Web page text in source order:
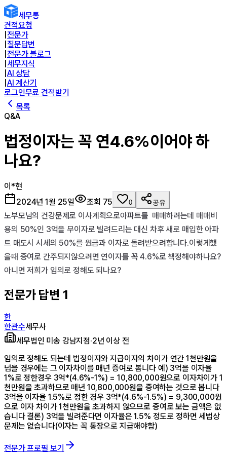
세무통
견적요청
전문가
질문답변
전문가 블로그
세무지식
AI 상담
AI 계산기
로그인무료 견적받기
목록
Q&A
법정이자는 꼭 연4.6%이어야 하
나요?
이*현
2024년 1월 25일
조회 75 0 공유
노부모님의 건강문제로 이사계획으로아파트를  매매하려는데 매매비
용의 50%인 3억을 무이자로 빌려드리는 대신 차후 새로 매입한 아파
트 매도시 시세의 50%를 원금과 이자로 돌려받으려합니다.이렇게했
을때 증여로 간주되지않으려면 연이자를 꼭 4.6%로 책정해야하나요?
아니면 저희가 임의로 정해도 되나요?
전문가 답변 1
한
한관수세무사
세무법인 미송 강남지점·2년 이상 전
임의로 정해도 되는데 법정이자와 지급이자의 차이가 연간 1천만원을
넘을 경우에는 그 이자차이를 매년 증여로 봅니다 예) 3억을 이자율
1%로 정한경우 3억*(4.6%-1%) = 10,800,000원으로 이자차이가 1
천만원을 초과하므로 매년 10,800,000원을 증여하는 것으로 봅니다
3억을 이자율 1.5%로 정한 경우 3억*(4.6%-1.5%) = 9,300,000원
으로 이자 차이가 1천만원을 초과하지 않으므로 증여로 보는 금액은 없
습니다 결론) 3억을 빌려준다면 이자율은 1.5% 정도로 정하면 세법상
문제는 없습니다(이자는 꼭 통장으로 지급해야함)
전문가 프로필 보기